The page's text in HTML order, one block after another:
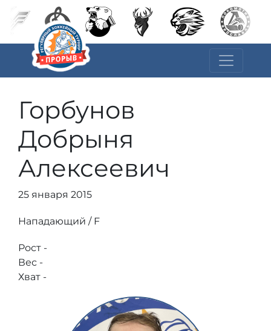
Горбунов
Добрыня
Алексеевич
25 января 2015
Нападающий / F
Рост -
Вес -
Хват -